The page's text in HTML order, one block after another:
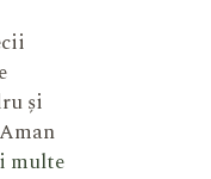
și
multe